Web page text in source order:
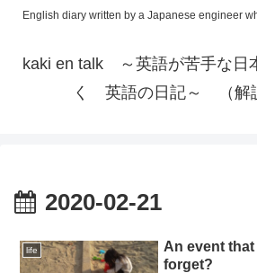
English diary written by a Japanese engineer
kaki en talk ～英語が苦手な日
く 英語の日記～ （解
2020-02-21
life
An event that
forget?